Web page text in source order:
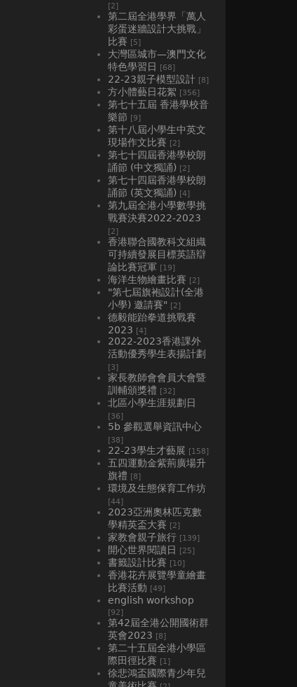
[2]
第二屆全港學界「萬人
彩蛋迷牆設計大挑戰」
比賽 [5]
大灣區城市—澳門文化
特色學習日 [68]
22-23親子模型設計 [8]
方小體藝日花絮 [356]
第七十五屆 香港學校音
樂節 [9]
第十八屆小學生中英文
現場作文比賽 [2]
第七十四屆香港學校朗
誦節 (中文獨誦) [2]
第七十四屆香港學校朗
誦節 (英文獨誦) [4]
第九屆全港小學數學挑
戰賽決賽2022-2023
[2]
香港聯合國教科文組織
可持續發展目標英語辯
論比賽冠軍 [19]
海洋生物繪畫比賽 [2]
"第七屆旗袍設計(全港
小學) 邀請賽" [2]
德毅能跆拳道挑戰賽
2023 [4]
2022-2023香港課外
活動優秀學生表揚計劃
[3]
家長教師會會員大會暨
訓輔頒獎禮 [32]
北區小學生涯規劃日
[36]
5b 參觀選舉資訊中心
[38]
22-23學生才藝展 [158]
五四運動金紫荊廣場升
旗禮 [8]
環境及生態保育工作坊
[44]
2023亞洲奧林匹克數
學精英盃大賽 [2]
家教會親子旅行 [139]
開心世界閱讀日 [25]
書籤設計比賽 [10]
香港花卉展覽學童繪畫
比賽活動 [49]
english workshop
[92]
第42屆全港公開國術群
英會2023 [8]
第二十五屆全港小學區
際田徑比賽 [1]
徐悲鴻盃國際青少年兒